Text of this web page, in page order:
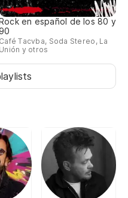
en español de los 80 y
Café Tacvba, Soda Stereo, La
Unión y otros